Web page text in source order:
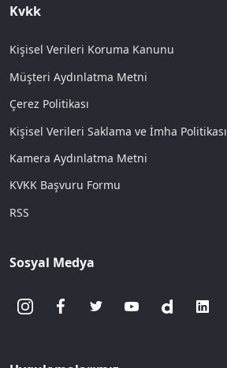
Kvkk
Kişisel Verileri Koruma Kanunu
Müşteri Aydınlatma Metni
Çerez Politikası
Kişisel Verileri Saklama ve İmha Politikası
Kamera Aydınlatma Metni
KVKK Başvuru Formu
RSS
Sosyal Medya